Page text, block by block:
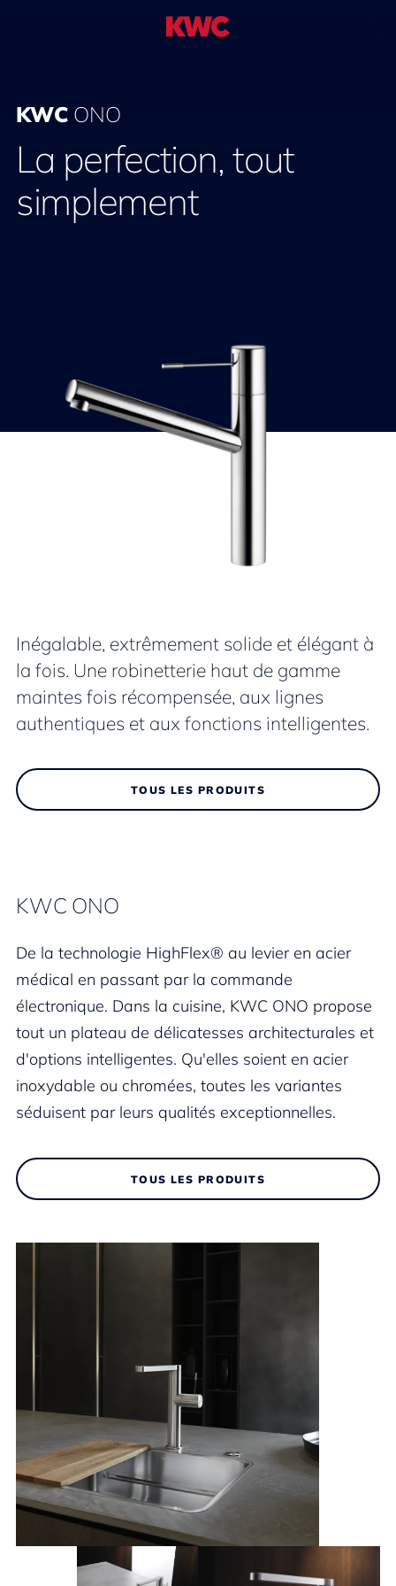
KWC ONO
La perfection, tout
simplement
Inégalable, extrêmement solide et élégant à
la fois. Une robinetterie haut de gamme
maintes fois récompensée, aux lignes
authentiques et aux fonctions intelligentes.
TOUS LES PRODUITS
KWC ONO
De la technologie HighFlex® au levier en acier
médical en passant par la commande
électronique. Dans la cuisine, KWC ONO propose
tout un plateau de délicatesses architecturales et
d'options intelligentes. Qu'elles soient en acier
inoxydable ou chromées, toutes les variantes
séduisent par leurs qualités exceptionnelles.
TOUS LES PRODUITS